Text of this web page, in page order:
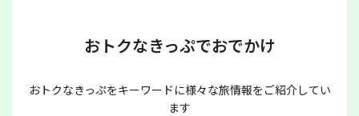
おトクなきっぷでおでかけ
おトクなきっぷをキーワードに様々な旅情報をご紹介してい
ます